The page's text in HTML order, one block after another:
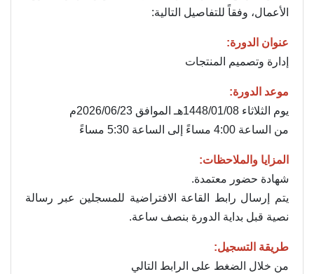
الأعمال، وفقاً للتفاصيل التالية:
عنوان الدورة:
إدارة وتصميم المنتجات
موعد الدورة:
يوم الثلاثاء 1448/01/08هـ الموافق 2026/06/23م
من الساعة 4:00 مساءً إلى الساعة 5:30 مساءً
المزايا والملاحظات:
شهادة حضور معتمدة.
يتم إرسال رابط القاعة الافتراضية للمسجلين عبر رسالة
نصية قبل بداية الدورة بنصف ساعة.
طريقة التسجيل:
من خلال الضغط على الرابط التالي